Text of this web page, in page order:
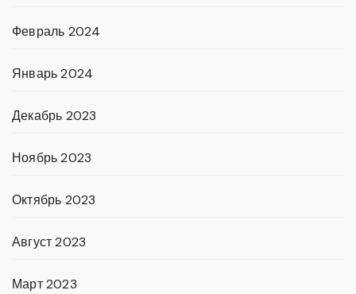
Февраль 2024
Январь 2024
Декабрь 2023
Ноябрь 2023
Октябрь 2023
Август 2023
Март 2023